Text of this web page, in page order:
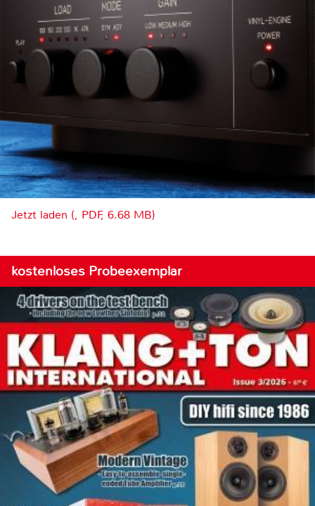
Jetzt laden (, PDF, 6.68 MB)
kostenloses Probeexemplar